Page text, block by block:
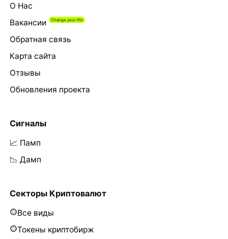
О Нас
Вакансии
Обратная связь
Карта сайта
Отзывы
Обновления проекта
Сигналы
📈 Памп
📉 Дамп
Секторы Криптовалют
Все виды
Токены криптобирж